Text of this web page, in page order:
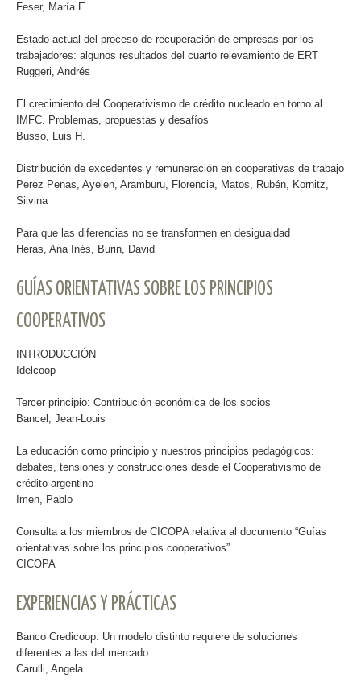
Feser, María E.
Estado actual del proceso de recuperación de empresas por los
trabajadores: algunos resultados del cuarto relevamiento de ERT
Ruggeri, Andrés
El crecimiento del Cooperativismo de crédito nucleado en torno al
IMFC. Problemas, propuestas y desafíos
Busso, Luis H.
Distribución de excedentes y remuneración en cooperativas de trabajo
Perez Penas, Ayelen, Aramburu, Florencia, Matos, Rubén, Kornitz,
Silvina
Para que las diferencias no se transformen en desigualdad
Heras, Ana Inés, Burin, David
GUÍAS ORIENTATIVAS SOBRE LOS PRINCIPIOS
COOPERATIVOS
INTRODUCCIÓN
Idelcoop
Tercer principio: Contribución económica de los socios
Bancel, Jean-Louis
La educación como principio y nuestros principios pedagógicos:
debates, tensiones y construcciones desde el Cooperativismo de
crédito argentino
Imen, Pablo
Consulta a los miembros de CICOPA relativa al documento “Guías
orientativas sobre los principios cooperativos”
CICOPA
EXPERIENCIAS Y PRÁCTICAS
Banco Credicoop: Un modelo distinto requiere de soluciones
diferentes a las del mercado
Carulli, Angela